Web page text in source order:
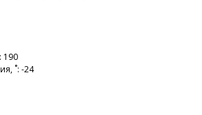
190
˚: -24